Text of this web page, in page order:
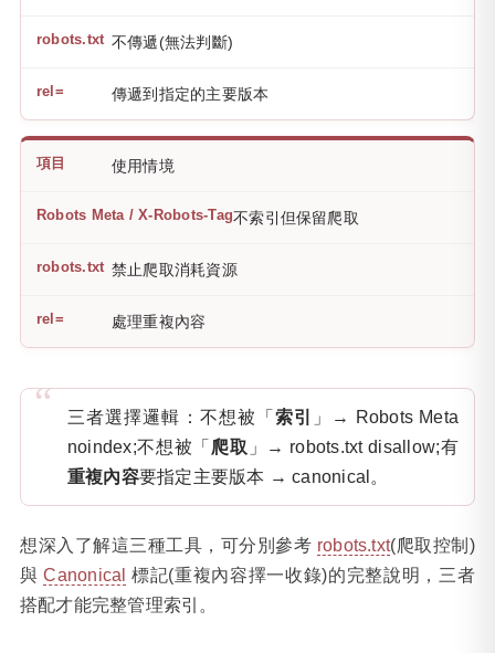
不傳遞(無法判斷)
傳遞到指定的主要版本
使用情境
不索引但保留爬取
禁止爬取消耗資源
處理重複內容
三者選擇邏輯：不想被「 索引
」→ Robots Meta
noindex;不想被「 爬取 」→ robots.txt disallow;有
重複內容要指定主要版本 → canonical。
想深入了解這三種工具，可分別參考 robots.txt(爬取控制)
與Canonical 標記(重複內容擇一收錄)的完整說明，三者
搭配才能完整管理索引。